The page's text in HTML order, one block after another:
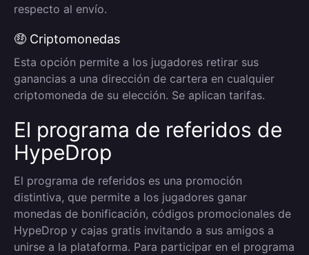
respecto al envío.
🤑 Criptomonedas
Esta opción permite a los jugadores retirar sus
ganancias a una dirección de cartera en cualquier
criptomoneda de su elección. Se aplican tarifas.
El programa de referidos de
HypeDrop
El programa de referidos es una promoción
distintiva, que permite a los jugadores ganar
monedas de bonificación, códigos promocionales de
HypeDrop y cajas gratis invitando a sus amigos a
unirse a la plataforma. Para participar en el programa